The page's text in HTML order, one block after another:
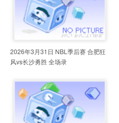
2026年3月31日 NBL季后赛 合肥狂
风vs长沙勇胜 全场录